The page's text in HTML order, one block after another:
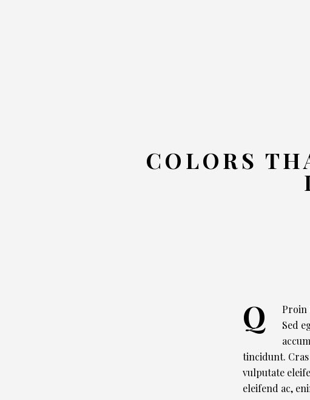
COLORS
Q
Proin
Sed
tincidunt. Cras
vulputate
eleifend ac,